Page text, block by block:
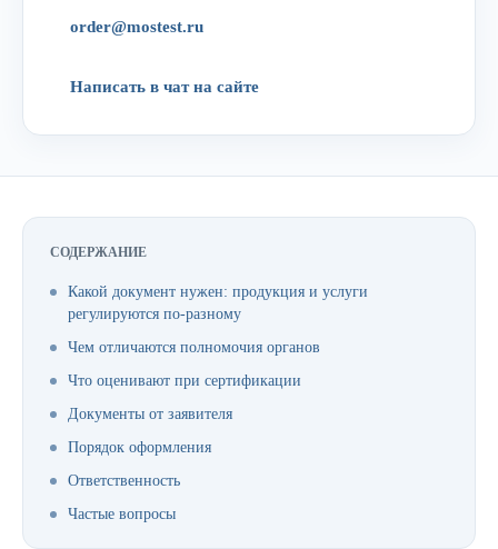
order@mostest.ru
Написать в чат на сайте
СОДЕРЖАНИЕ
Какой документ нужен: продукция и услуги
регулируются по-разному
Чем отличаются полномочия органов
Что оценивают при сертификации
Документы от заявителя
Порядок оформления
Ответственность
Частые вопросы